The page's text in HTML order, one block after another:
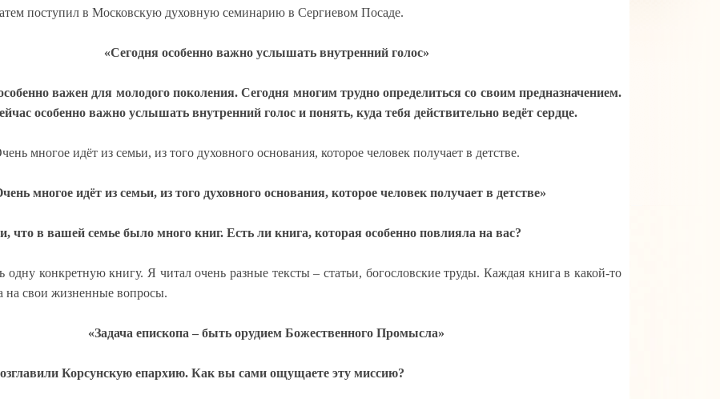
поступил в Московскую духовную семинарию в Сергиевом Посаде.
«Сегодня особенно важно услышать внутренний голос»
важен для молодого поколения. Сегодня многим трудно определиться со своим предназначением.
особенно важно услышать внутренний голос и понять, куда тебя действительно ведёт сердце.
многое идёт из семьи, из того духовного основания, которое человек получает в детстве.
многое идёт из семьи, из того духовного основания, которое человек получает в детстве»
что в вашей семье было много книг. Есть ли книга, которая особенно повлияла на вас?
одну конкретную книгу. Я читал очень разные тексты – статьи, богословские труды. Каждая книга в какой-то
на свои жизненные вопросы.
«Задача епископа – быть орудием Божественного Промысла»
Корсунскую епархию. Как вы сами ощущаете эту миссию?